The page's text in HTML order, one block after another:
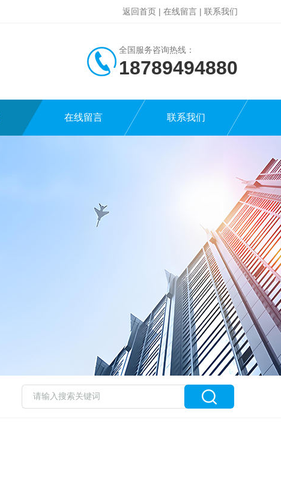
返回首页 | 在线留言 | 联系我们
全国服务咨询热线：
18789494880
在线留言 联系我们